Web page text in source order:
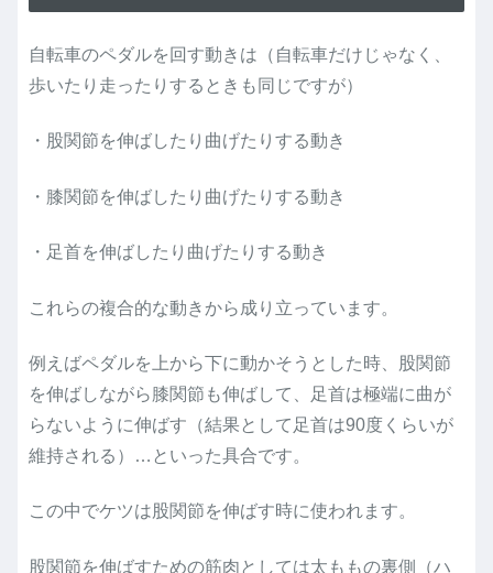
自転車のペダルを回す動きは（自転車だけじゃなく、
歩いたり走ったりするときも同じですが）
・股関節を伸ばしたり曲げたりする動き
・膝関節を伸ばしたり曲げたりする動き
・足首を伸ばしたり曲げたりする動き
これらの複合的な動きから成り立っています。
例えばペダルを上から下に動かそうとした時、股関節
を伸ばしながら膝関節も伸ばして、足首は極端に曲が
らないように伸ばす（結果として足首は90度くらいが
維持される）…といった具合です。
この中でケツは股関節を伸ばす時に使われます。
股関節を伸ばすための筋肉としては太ももの裏側（ハ